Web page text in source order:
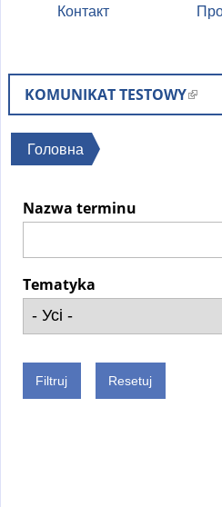
Контакт
KOMUNIKAT TESTOWY(
l
e
e
Ви
тут
Головна
Nazwa terminu
Tematyka